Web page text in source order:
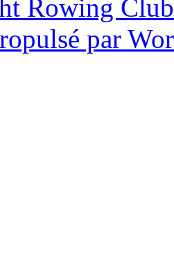
Rowing Club
par